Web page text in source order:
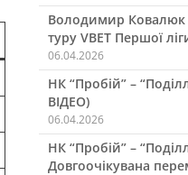
Володимир Ковалюк
туру VBET Першої
06.04.2026
НК “Пробій” –
ВІДЕО)
06.04.2026
НК “Пробій” –
Довгоочікувана